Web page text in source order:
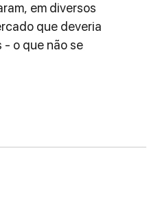
em diversos
que deveria
o que não se